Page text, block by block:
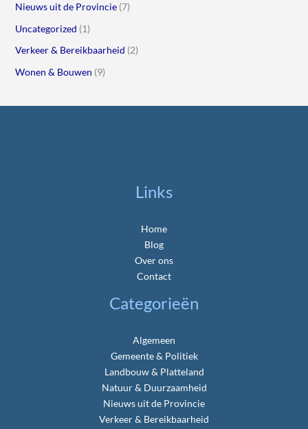
Nieuws uit de Provincie(7)
Uncategorized (1)
Verkeer & Bereikbaarheid (2)
Wonen & Bouwen (9)
Links
Home
Blog
Over ons
Contact
Categorieën
Algemeen
Gemeente & Politiek
Landbouw & Platteland
Natuur & Duurzaamheid
Nieuws uit de Provincie
Verkeer & Bereikbaarheid